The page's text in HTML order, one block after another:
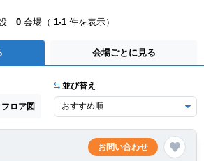
0 会場（ 1-1 件を表示）
会場ごとに見る
フロア図
並び替え
お問い合わせ